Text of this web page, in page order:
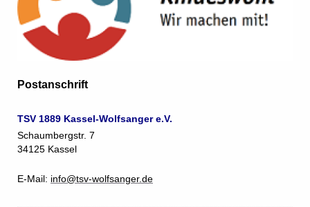
Postanschrift
TSV 1889 Kassel-Wolfsanger e.V.
Schaumbergstr. 7
34125 Kassel
E-Mail: info@tsv-wolfsanger.de